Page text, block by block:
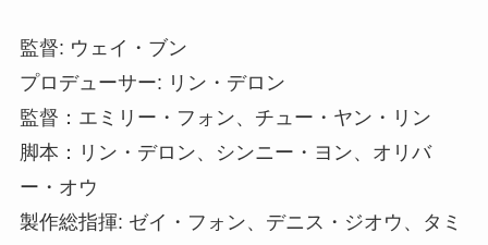
監督: ウェイ・ブン
プロデューサー: リン・デロン
監督：エミリー・フォン、チュー・ヤン・リン
脚本：リン・デロン、シンニー・ヨン、オリバ
ー・オウ
製作総指揮: ゼイ・フォン、デニス・ジオウ、タミ